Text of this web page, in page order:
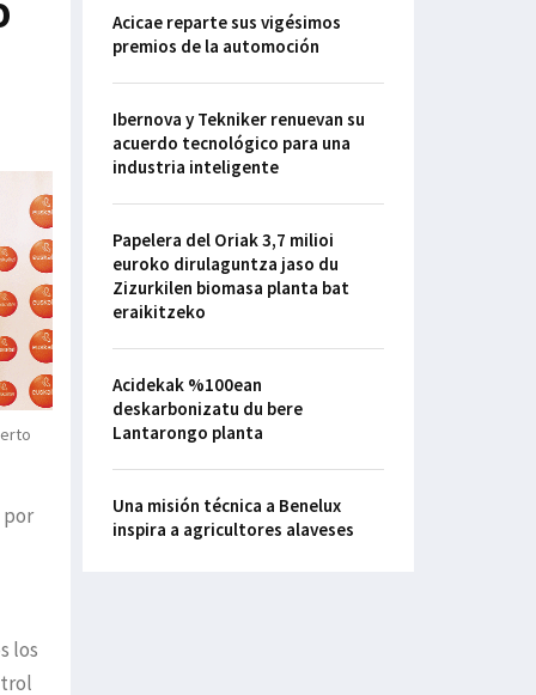
por
los
Acicae reparte sus vigésimos
premios de la automoción
Ibernova y Tekniker renuevan su
acuerdo tecnológico para una
industria inteligente
Papelera del Oriak 3,7 milioi
euroko dirulaguntza jaso du
Zizurkilen biomasa planta bat
eraikitzeko
Acidekak %100ean
deskarbonizatu du bere
Lantarongo planta
Una misión técnica a Benelux
inspira a agricultores alaveses